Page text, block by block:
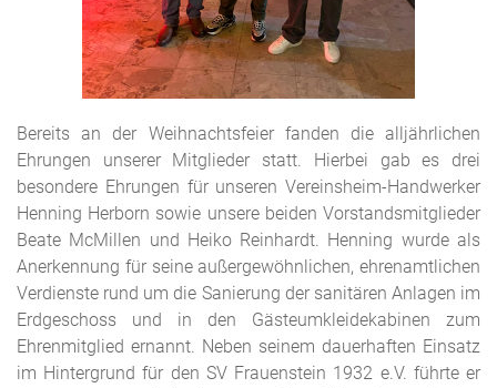
Bereits an der Weihnachtsfeier fanden die alljährlichen
Ehrungen unserer Mitglieder statt. Hierbei gab es drei
besondere Ehrungen für unseren Vereinsheim-Handwerker
Henning Herborn sowie unsere beiden Vorstandsmitglieder
Beate McMillen und Heiko Reinhardt. Henning wurde als
Anerkennung für seine außergewöhnlichen, ehrenamtlichen
Verdienste rund um die Sanierung der sanitären Anlagen im
Erdgeschoss und in den Gästeumkleidekabinen zum
Ehrenmitglied ernannt. Neben seinem dauerhaften Einsatz
im Hintergrund für den SV Frauenstein 1932 e.V. führte er